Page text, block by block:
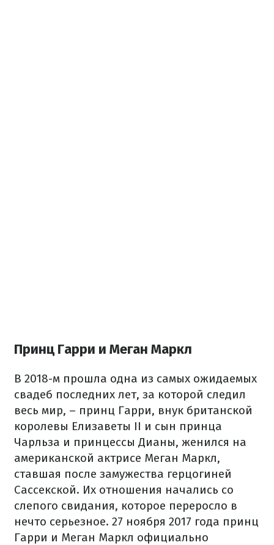
Принц Гарри и Меган Маркл
В 2018-м прошла одна из самых ожидаемых
свадеб последних лет, за которой следил
весь мир, – принц Гарри, внук британской
королевы Елизаветы II и сын принца
Чарльза и принцессы Дианы, женился на
американской актрисе Меган Маркл,
ставшая после замужества герцогиней
Сассекской. Их отношения начались со
слепого свидания, которое переросло в
нечто серьезное. 27 ноября 2017 года принц
Гарри и Меган Маркл официально